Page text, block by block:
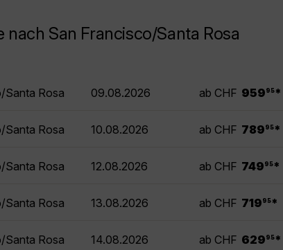
San Francisco/Santa Rosa
Santa Rosa 09.08.2026 ab CHF 959 95 *
Santa Rosa 10.08.2026 ab CHF 789 95 *
Santa Rosa 12.08.2026 ab CHF 749 95 *
Santa Rosa 13.08.2026 ab CHF 719 95 *
Santa Rosa 14.08.2026 ab CHF 629 95 *